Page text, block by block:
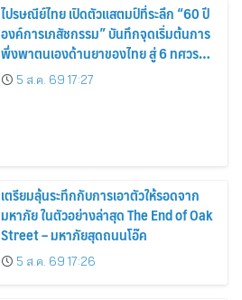
ไปรษณีย์ไทย เปิดตัวแสตมป์ที่ระลึก “60 ปี
องค์การเภสัชกรรม” บันทึกจุดเริ่มต้นการ
พึ่งพาตนเองด้านยาของไทย สู่ 6 ทศวรรษ
แห่งการพัฒนาสุขภาพคนไทย
5 ส.ค. 69 17:27
เตรียมลุ้นระทึกกับการเอาตัวให้รอดจาก
มหาภัย ในตัวอย่างล่าสุด The End of Oak
Street – มหาภัยสุดถนนโอ๊ค
5 ส.ค. 69 17:26